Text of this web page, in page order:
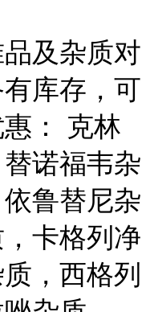
及杂质对
库存，可
： 克林
诺福韦杂
鲁替尼杂
卡格列净
，西格列